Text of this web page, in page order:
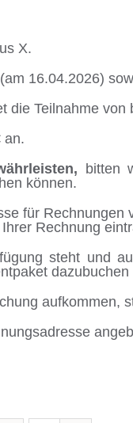
X.
16.04.2026)
die Teilnahme
an.
bitten
können.
für
Rechnung
steht und
dazubuchen
aufkommen,